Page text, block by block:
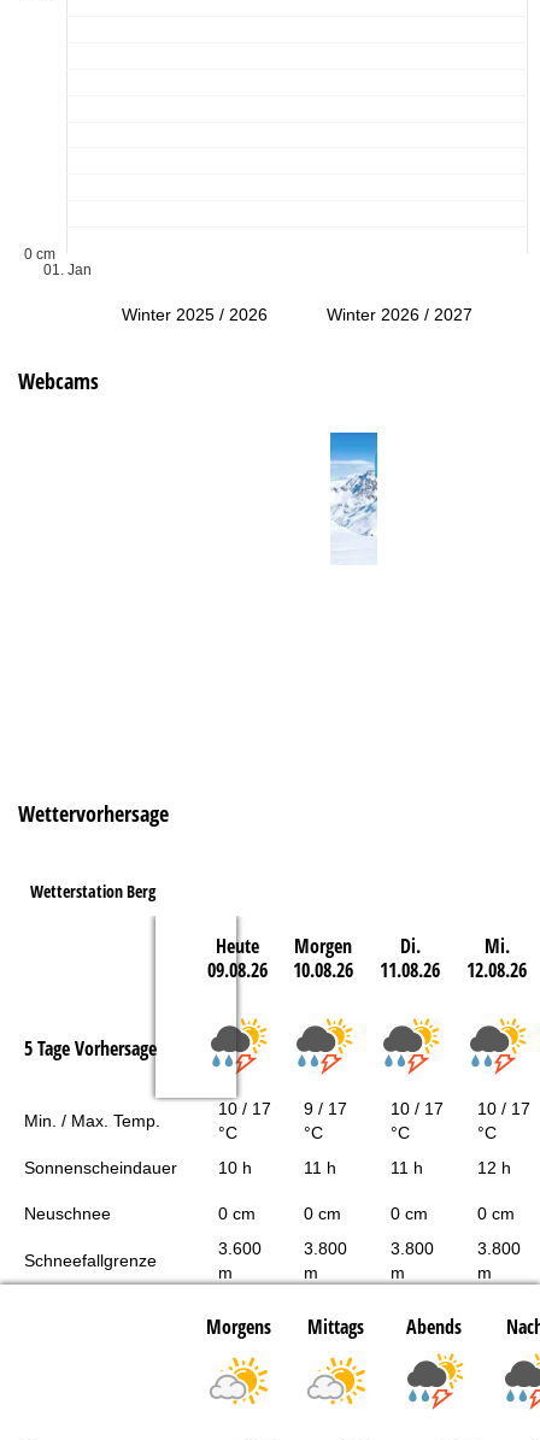
01. Jan
0 cm
Winter 2025 / 2026 Winter 2026 / 2027
Webcams
Wettervorhersage
Wetterstation Berg
Heute
09.08.26
Morgen
10.08.26
Di.
11.08.26
Mi.
12.08.26
5 Tage Vorhersage
Min. / Max. Temp.
10 / 17
°C
9 / 17
°C
10 / 17
°C
10 / 17
°C
Sonnenscheindauer
10 h 11 h 11 h 12 h
Neuschnee 0 cm 0 cm 0 cm 0 cm
Schneefallgrenze
3.600
m
3.800
m
3.800
m
3.800
m
Morgens Mittags Abends